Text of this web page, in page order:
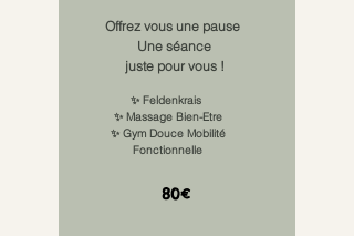
Offrez vous une pause
Une séance
juste pour vous !
✨ Feldenkrais
✨ Massage Bien-Etre
✨ Gym Douce Mobilité
Fonctionnelle
80€